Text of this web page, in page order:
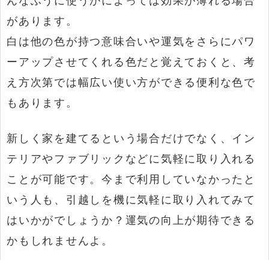
があります。
白は他の色が持つ意味合いや運気をさらにパワ
ーアップさせてくれる色だと覚えておくと、考
え方次第では幅広い使い方ができる便利な色で
もあります。
新しく家を建てるという場合だけでなく、イン
テリアやファブリックなどに気軽に取り入れる
ことが可能です。今まで利用していなかったと
いう人も、引越しを機に気軽に取り入れてみて
はいかがでしょうか？運気の向上が期待できる
かもしれませんよ。